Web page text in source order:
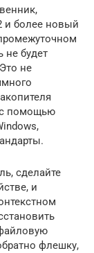
и более новый
не будет
не
помощью
сделайте
и
флешку,